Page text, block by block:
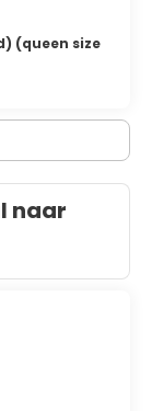
(queen size
naar